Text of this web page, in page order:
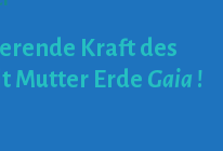
Kraft des
Mutter Erde Gaia !